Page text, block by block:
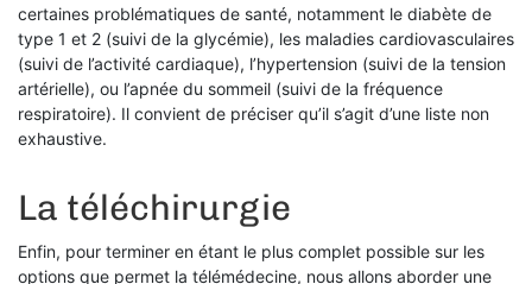
certaines problématiques de santé, notamment le diabète de
type 1 et 2 (suivi de la glycémie), les maladies cardiovasculaires
(suivi de l’activité cardiaque), l’hypertension (suivi de la tension
artérielle), ou l’apnée du sommeil (suivi de la fréquence
respiratoire). Il convient de préciser qu’il s’agit d’une liste non
exhaustive.
La téléchirurgie
Enfin, pour terminer en étant le plus complet possible sur les
options que permet la télémédecine, nous allons aborder une